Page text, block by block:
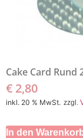
Cake Card Rund
€ 2,80
inkl. 20 % MwSt. zzgl.
In den